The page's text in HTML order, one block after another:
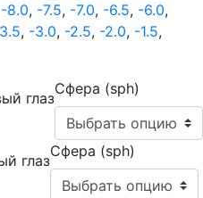
-8.0, -7.5, -7.0, -6.5, -6.0,
, -3.0, -2.5, -2.0, -1.5,
глаз
Сфера (sph)
глаз
Сфера (sph)